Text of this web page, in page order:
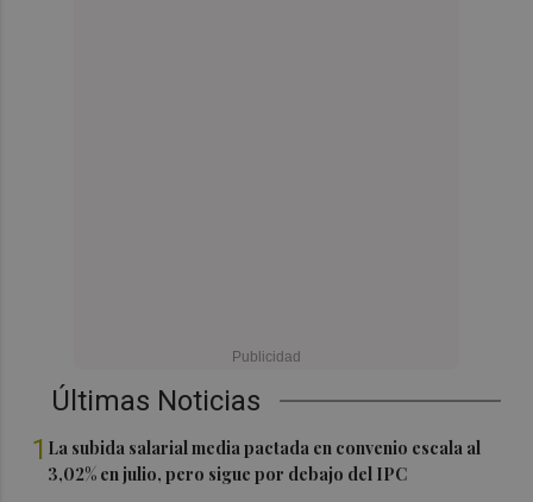
Últimas Noticias
1 La subida salarial media pactada en convenio escala al
3,02% en julio, pero sigue por debajo del IPC